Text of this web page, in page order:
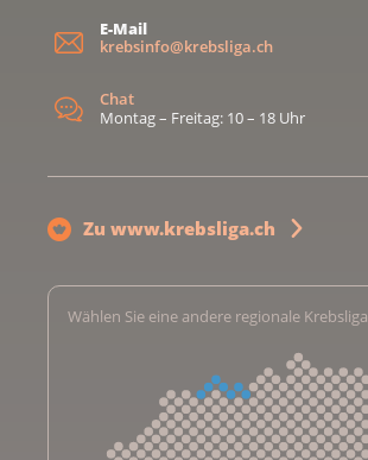
E-Mail
krebsinfo@krebsliga.ch
Chat
Montag – Freitag: 10 – 18 Uhr
Zu www.krebsliga.ch
Wählen Sie eine andere regionale Krebsliga